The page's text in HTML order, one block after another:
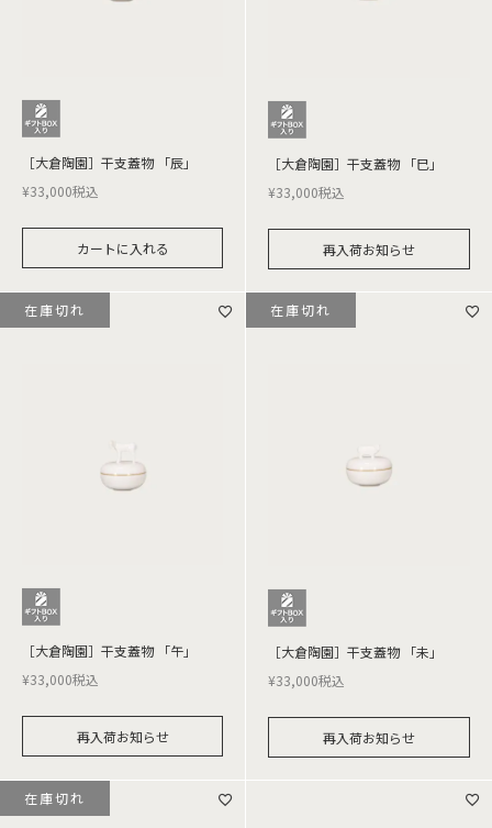
［大倉陶園］干支蓋物 「辰」
¥33,000税込
カートに入れる
［大倉陶園］干支蓋物 「巳」
¥33,000税込
再入荷お知らせ
［大倉陶園］干支蓋物 「午」
¥33,000税込
再入荷お知らせ
在庫切れ
［大倉陶園］干支蓋物 「未」
¥33,000税込
再入荷お知らせ
在庫切れ
在庫切れ